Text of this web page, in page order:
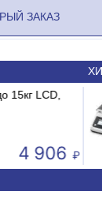
ЗАКАЗ
электронные
Сплит-